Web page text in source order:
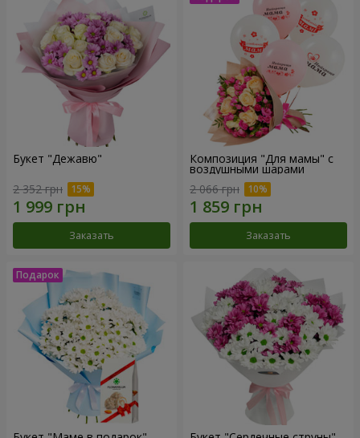
Букет "Дежавю"
2 352 грн
Заказать
Композиция "Для мамы" с
воздушными шарами
2 066 грн
Заказать